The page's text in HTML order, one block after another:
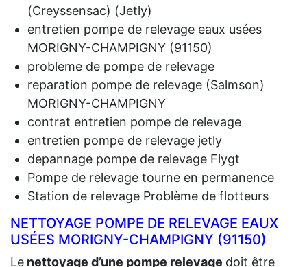
(Creyssensac) (Jetly)
entretien pompe de relevage eaux usées
MORIGNY-CHAMPIGNY (91150)
probleme de pompe de relevage
reparation pompe de relevage (Salmson)
MORIGNY-CHAMPIGNY
contrat entretien pompe de relevage
entretien pompe de relevage jetly
depannage pompe de relevage Flygt
Pompe de relevage tourne en permanence
Station de relevage Problème de flotteurs
NETTOYAGE POMPE DE RELEVAGE EAUX
USÉES MORIGNY-CHAMPIGNY (91150)
Le nettoyage d’une pompe relevage doit être